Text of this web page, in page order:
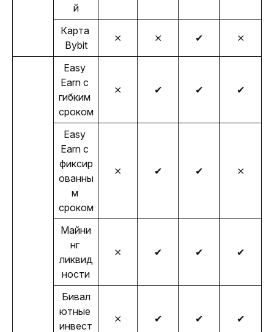
й
Карта
Bybit
⨯ ⨯ ✔ ⨯
Easy
Earn с
гибким
сроком
⨯ ✔ ✔ ✔
Easy
Earn с
фиксир
ованны
м
сроком
⨯ ✔ ✔ ⨯
Майни
нг
ликвид
ности
⨯ ✔ ✔ ✔
Бивал
ютные
инвест
⨯ ✔ ✔ ✔